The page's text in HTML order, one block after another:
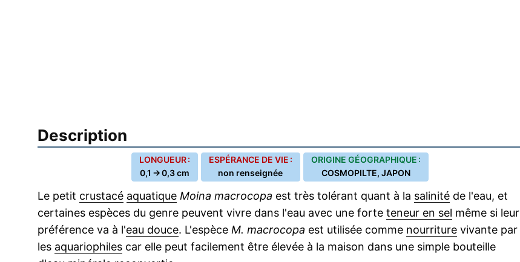
Description
LONGUEUR :
0,1 → 0,3 cm
ESPÉRANCE DE VIE :
non renseignée
ORIGINE GÉOGRAPHIQUE :
COSMOPILTE, JAPON
Le petit crustacé aquatique Moina macrocopa est très tolérant quant à la salinité de l'eau, et
certaines espèces du genre peuvent vivre dans l'eau avec une forte teneur en sel même si leur
préférence va à l'eau douce. L'espèce M. macrocopa est utilisée comme nourriture vivante par
les aquariophiles car elle peut facilement être élevée à la maison dans une simple bouteille